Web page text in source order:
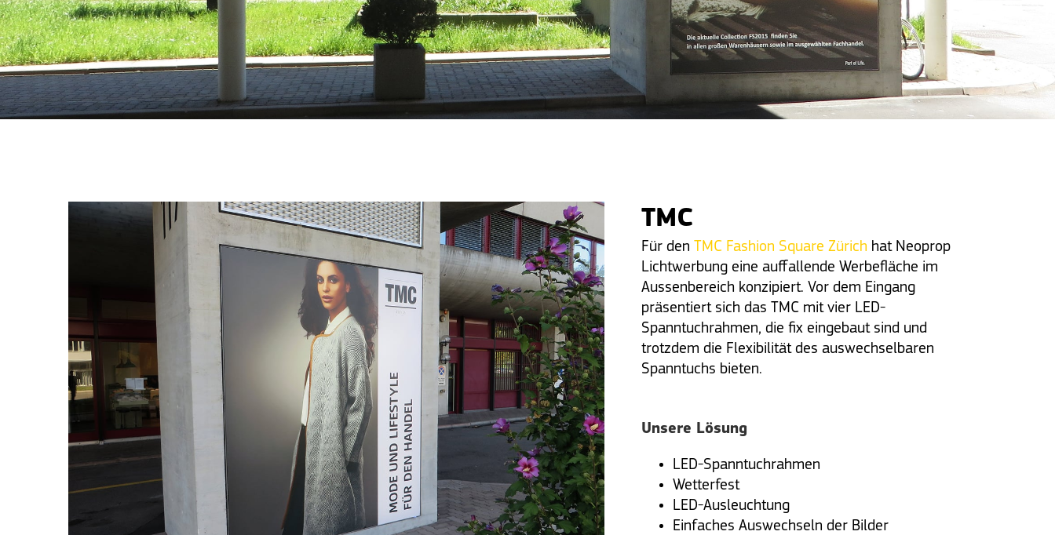
TMC
Für den TMC Fashion Square Zürich hat Neoprop
Lichtwerbung eine auffallende Werbefläche im
Aussenbereich konzipiert. Vor dem Eingang
präsentiert sich das TMC mit vier LED-
Spanntuchrahmen, die fix eingebaut sind und
trotzdem die Flexibilität des auswechselbaren
Spanntuchs bieten.
Unsere Lösung
LED-Spanntuchrahmen
Wetterfest
LED-Ausleuchtung
Einfaches Auswechseln der Bilder